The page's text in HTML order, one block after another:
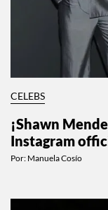
CELEBS
¡Shawn
Instagram
Por: Manuela Cosío